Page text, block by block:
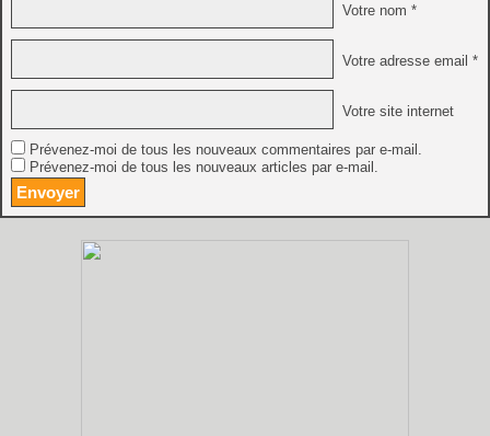
Votre nom *
Votre adresse email *
Votre site internet
Prévenez-moi de tous les nouveaux commentaires par e-mail.
Prévenez-moi de tous les nouveaux articles par e-mail.